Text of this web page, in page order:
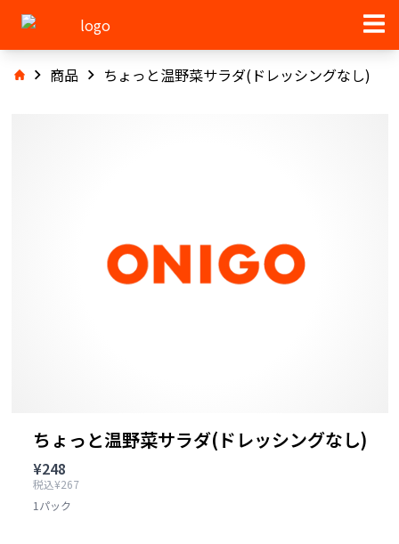
商品 ちょっと温野菜サラダ(ドレッシングなし)
ちょっと温野菜サラダ(ドレッシングなし)
¥248
税込¥267
1パック